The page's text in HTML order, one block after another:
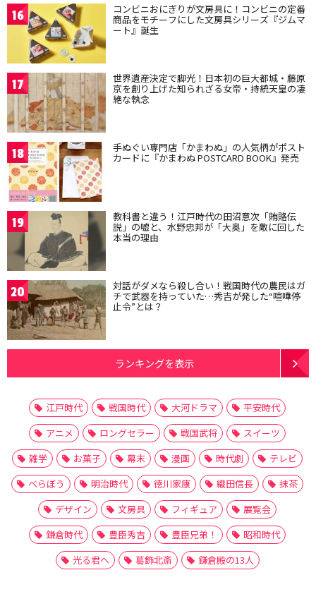
16 コンビニおにぎりが文房具に！コンビニの定番
商品をモチーフにした文房具シリーズ『ジムマ
ート』誕生
17 世界遺産決定で脚光！日本初の巨大都城・藤原
京を創り上げた知られざる女帝・持統天皇の凄
絶な執念
18 手ぬぐい専門店「かまわぬ」の人気柄がポスト
カードに『かまわぬ POSTCARD BOOK』発売
19 教科書と違う！江戸時代の田沼意次「賄賂伝
説」の嘘と、水野忠邦が「大奥」を敵に回した
本当の理由
20 対話がダメなら殺し合い！戦国時代の農民はガ
チで武器を持っていた…秀吉が発した“喧嘩停
止令”とは？
ランキングを表示
江戸時代 戦国時代 大河ドラマ
平安時代
アニメ
ロングセラー 戦国武将
スイーツ
雑学
お菓子 幕末 漫画 時代劇
テレビ
べらぼう
明治時代 徳川家康 織田信長
抹茶
デザイン
文房具 フィギュア
展覧会
鎌倉時代
豊臣秀吉 豊臣兄弟！
昭和時代
光る君へ
葛飾北斎 鎌倉殿の13人